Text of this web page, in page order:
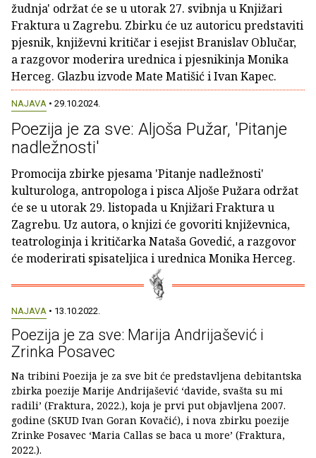
žudnja' održat će se u utorak 27. svibnja u Knjižari
Fraktura u Zagrebu. Zbirku će uz autoricu predstaviti
pjesnik, književni kritičar i esejist Branislav Oblučar,
a razgovor moderira urednica i pjesnikinja Monika
Herceg. Glazbu izvode Mate Matišić i Ivan Kapec.
NAJAVA • 29.10.2024.
Poezija je za sve: Aljoša Pužar, 'Pitanje
nadležnosti'
Promocija zbirke pjesama 'Pitanje nadležnosti'
kulturologa, antropologa i pisca Aljoše Pužara održat
će se u utorak 29. listopada u Knjižari Fraktura u
Zagrebu. Uz autora, o knjizi će govoriti književnica,
teatrologinja i kritičarka Nataša Govedić, a razgovor
će moderirati spisateljica i urednica Monika Herceg.
NAJAVA • 13.10.2022.
Poezija je za sve: Marija Andrijašević i
Zrinka Posavec
Na tribini Poezija je za sve bit će predstavljena debitantska
zbirka poezije Marije Andrijašević ‘davide, svašta su mi
radili’ (Fraktura, 2022.), koja je prvi put objavljena 2007.
godine (SKUD Ivan Goran Kovačić), i nova zbirku poezije
Zrinke Posavec ‘Maria Callas se baca u more’ (Fraktura,
2022.).